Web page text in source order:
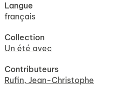
Langue
français
Collection
Un été avec
Contributeurs
Rufin, Jean-Christophe